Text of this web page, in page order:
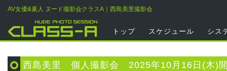
AV女優&素人 ヌード撮影会クラスA｜西島美里撮影会
トップ スケジュール シス
西島美里 個人撮影会 2025年10月16日(木)